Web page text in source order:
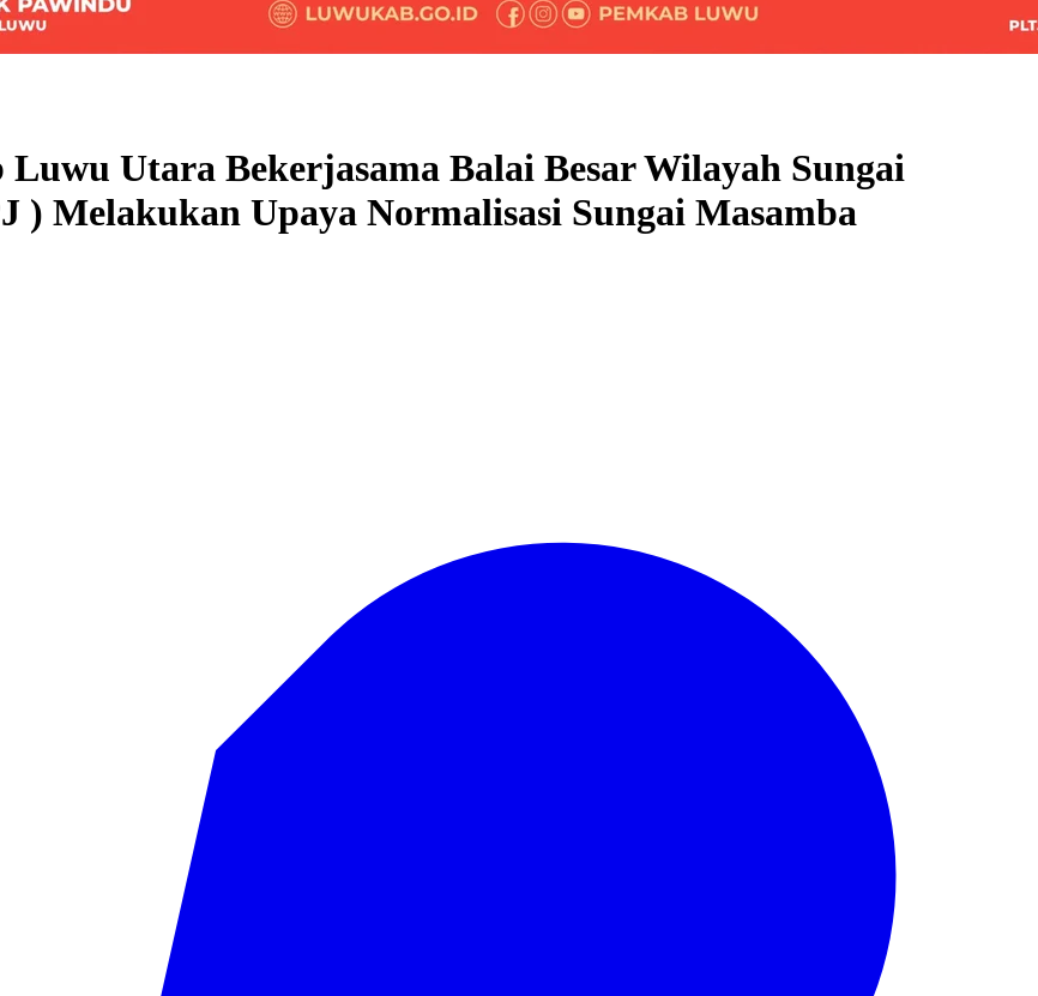
Utara Bekerjasama Balai Besar Wilayah Sungai
) Melakukan Upaya Normalisasi Sungai Masamba